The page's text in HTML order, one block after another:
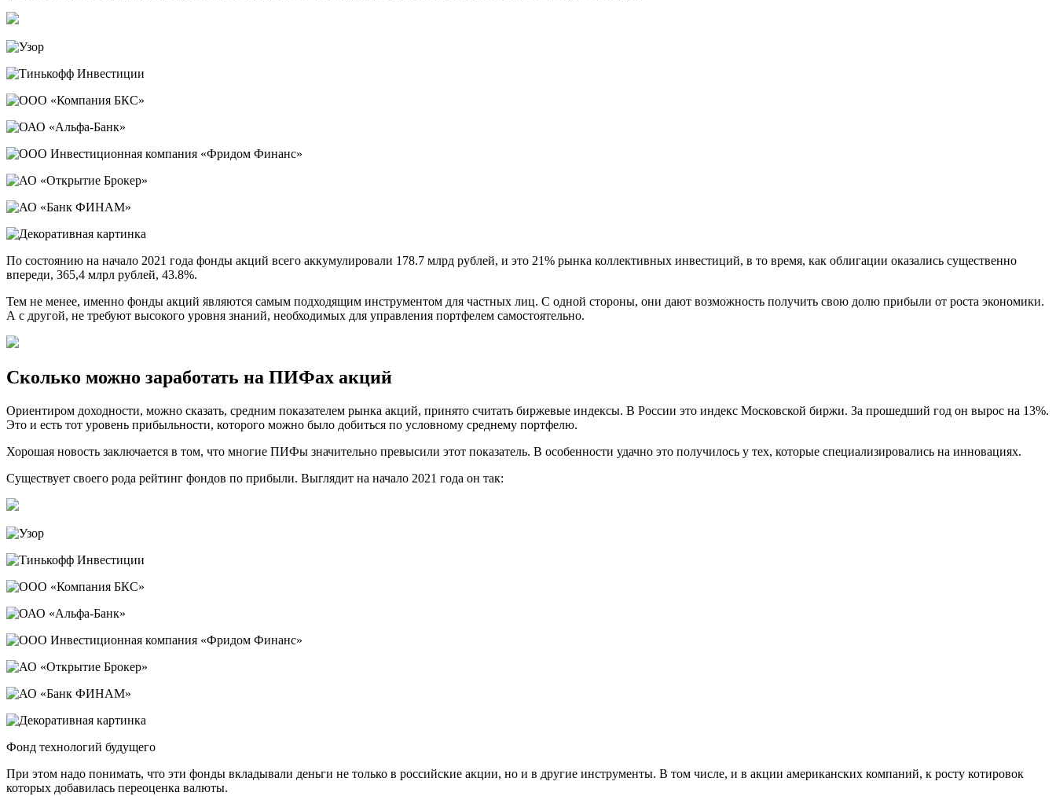
По состоянию на начало 2021 года фонды акций всего аккумулировали 178.7 млрд рублей, и это 21% рынка коллективных инвестиций, в то время, как облигации оказались существенно
впереди, 365,4 млрл рублей, 43.8%.
Тем не менее, именно фонды акций являются самым подходящим инструментом для частных лиц. С одной стороны, они дают возможность получить свою долю прибыли от роста экономики.
А с другой, не требуют высокого уровня знаний, необходимых для управления портфелем самостоятельно.
Сколько можно заработать на ПИФах акций
Ориентиром доходности, можно сказать, средним показателем рынка акций, принято считать биржевые индексы. В России это индекс Московской биржи. За прошедший год он вырос на 13%.
Это и есть тот уровень прибыльности, которого можно было добиться по условному среднему портфелю.
Хорошая новость заключается в том, что многие ПИФы значительно превысили этот показатель. В особенности удачно это получилось у тех, которые специализировались на инновациях.
Существует своего рода рейтинг фондов по прибыли. Выглядит на начало 2021 года он так:
Фонд технологий будущего
При этом надо понимать, что эти фонды вкладывали деньги не только в российские акции, но и в другие инструменты. В том числе, и в акции американских компаний, к росту котировок
которых добавилась переоценка валюты.